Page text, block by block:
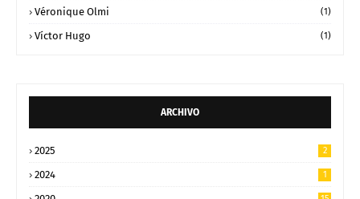
Véronique Olmi (1)
Víctor Hugo (1)
ARCHIVO
2025 2
2024 1